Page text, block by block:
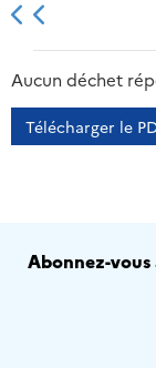
2013
Aucun déchet
Télécharger le
Abonnez-